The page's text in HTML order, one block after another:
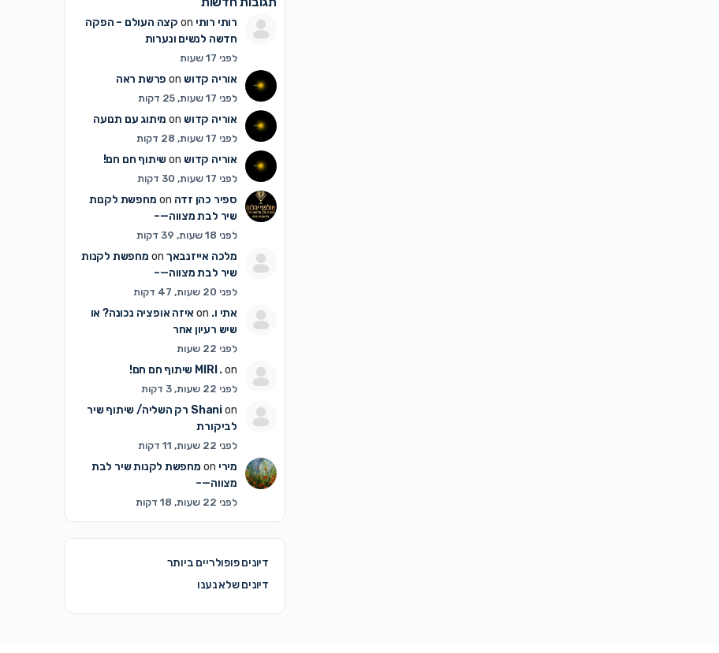
רותי רותי
קצה העולם – הפקה
חדשה לנשים ונערות
לפני 17 שעות
אוריה קדוש פרשת ראה
לפני 17 שעות, 25 דקות
אוריה קדוש מיתוג עם תנועה
לפני 17 שעות, 28 דקות
אוריה קדוש שיתוף חם חם!
לפני 17 שעות, 30 דקות
ספיר כהן זדה
מחפשת לקנות
שיר לבת מצווה—–
לפני 18 שעות, 39 דקות
מלכה אייזנבאך
מחפשת לקנות
שיר לבת מצווה—–
לפני 20 שעות, 47 דקות
אתי ו.
איזה אופציה נכונה? או
שיש רעיון אחר
לפני 22 שעות
MIRI .on שיתוף חם חם!
לפני 22 שעות, 3 דקות
Shanion
רק השליה/ שיתוף שיר
לביקורת
לפני 22 שעות, 11 דקות
מירי
מחפשת לקנות שיר לבת
מצווה—–
לפני 22 שעות, 18 דקות
דיונים פופולריים ביותר
דיונים שלא נענו